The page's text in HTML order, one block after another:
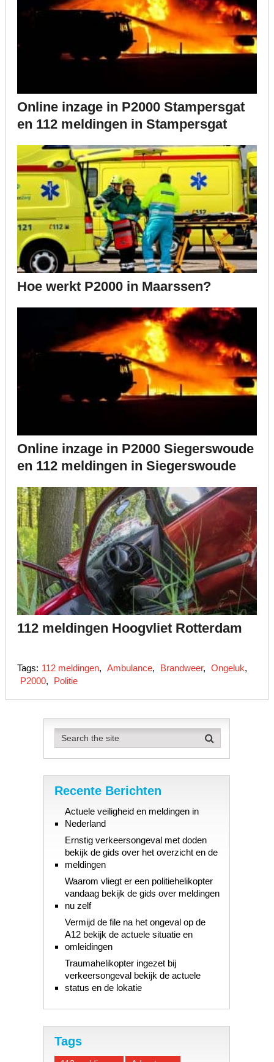
Online inzage in P2000 Stampersgat
en 112 meldingen in Stampersgat
Hoe werkt P2000 in Maarssen?
Online inzage in P2000 Siegerswoude
en 112 meldingen in Siegerswoude
112 meldingen Hoogvliet Rotterdam
Tags: 112 meldingen, Ambulance, Brandweer, Ongeluk,
P2000, Politie
Recente Berichten
Actuele veiligheid en meldingen in
Nederland
Ernstig verkeersongeval met doden
bekijk de gids over het overzicht en de
meldingen
Waarom vliegt er een politiehelikopter
vandaag bekijk de gids over meldingen
nu zelf
Vermijd de file na het ongeval op de
A12 bekijk de actuele situatie en
omleidingen
Traumahelikopter ingezet bij
verkeersongeval bekijk de actuele
status en de lokatie
Tags